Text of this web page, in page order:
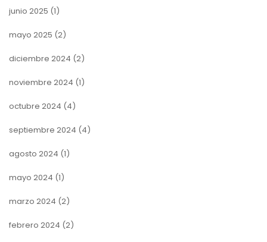
junio 2025 (1)
mayo 2025 (2)
diciembre 2024 (2)
noviembre 2024 (1)
octubre 2024 (4)
septiembre 2024 (4)
agosto 2024 (1)
mayo 2024 (1)
marzo 2024 (2)
febrero 2024 (2)